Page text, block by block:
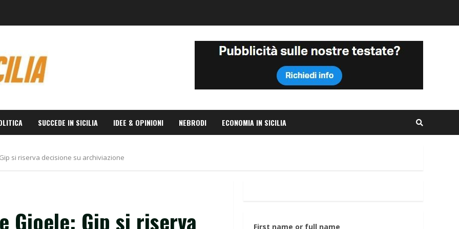
SUCCEDE IN SICILIA IDEE & OPINIONI NEBRODI ECONOMIA IN SICILIA
si riserva decisione su archiviazione
Gioele: Gip si riserva
First name or full name